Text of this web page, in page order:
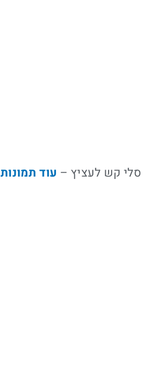
סלי קש לעציץ – עוד תמונות